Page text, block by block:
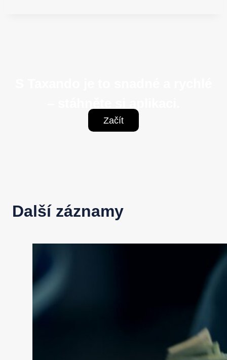
Začít
Další záznamy